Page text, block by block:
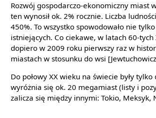
Rozwój gospodarczo-ekonomiczny miast
ten wynosił ok. 2% rocznie. Liczba
450%. To wszystko spowodowało nie
istniejących. Co ciekawe, w latach 60-
dopiero w 2009 roku pierwszy raz w
miastach w stosunku do wsi
Do połowy XX wieku na świecie były tylko
wyróżnia się ok. 20 megamiast (listy i
zalicza się między innymi: Tokio, Meksyk,